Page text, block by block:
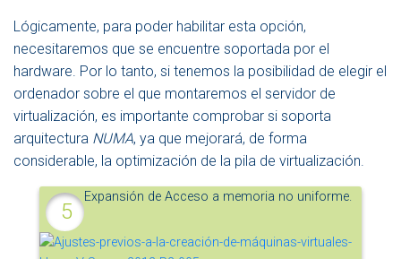
Lógicamente, para poder habilitar esta opción,
necesitaremos que se encuentre soportada por el
hardware. Por lo tanto, si tenemos la posibilidad de elegir el
ordenador sobre el que montaremos el servidor de
virtualización, es importante comprobar si soporta
arquitectura NUMA, ya que mejorará, de forma
considerable, la optimización de la pila de virtualización.
Expansión de Acceso a memoria no uniforme.